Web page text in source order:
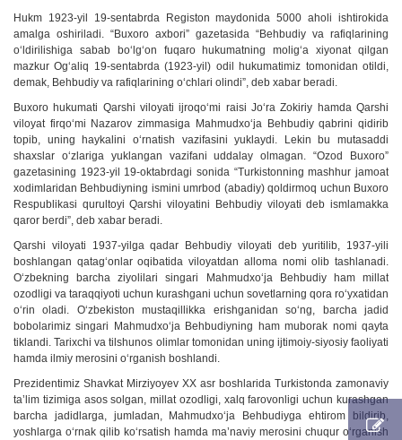
Hukm 1923-yil 19-sentabrda Registon maydonida 5000 aholi ishtirokida
amalga oshiriladi. “Buxoro axbori” gazetasida “Behbudiy va rafiqlarining
o‘ldirilishiga sabab bo‘lg‘on fuqaro hukumatning molig‘a xiyonat qilgan
mazkur Og‘aliq 19-sentabrda (1923-yil) odil hukumatimiz tomonidan otildi,
demak, Behbudiy va rafiqlarining o‘chlari olindi”, deb xabar beradi.
Buxoro hukumati Qarshi viloyati ijroqo‘mi raisi Jo‘ra Zokiriy hamda Qarshi
viloyat firqo‘mi Nazarov zimmasiga Mahmudxo‘ja Behbudiy qabrini qidirib
topib, uning haykalini o‘rnatish vazifasini yuklaydi. Lekin bu mutasaddi
shaxslar o‘zlariga yuklangan vazifani uddalay olmagan. “Ozod Buxoro”
gazetasining 1923-yil 19-oktabrdagi sonida “Turkistonning mashhur jamoat
xodimlaridan Behbudiyning ismini umrbod (abadiy) qoldirmoq uchun Buxoro
Respublikasi qurultoyi Qarshi viloyatini Behbudiy viloyati deb ismlamakka
qaror berdi”, deb xabar beradi.
Qarshi viloyati 1937-yilga qadar Behbudiy viloyati deb yuritilib, 1937-yili
boshlangan qatag‘onlar oqibatida viloyatdan alloma nomi olib tashlanadi.
O‘zbekning barcha ziyolilari singari Mahmudxo‘ja Behbudiy ham millat
ozodligi va taraqqiyoti uchun kurashgani uchun sovetlarning qora ro‘yxatidan
o‘rin oladi. O‘zbekiston mustaqillikka erishganidan so‘ng, barcha jadid
bobolarimiz singari Mahmudxo‘ja Behbudiyning ham muborak nomi qayta
tiklandi. Tarixchi va tilshunos olimlar tomonidan uning ijtimoiy-siyosiy faoliyati
hamda ilmiy merosini o‘rganish boshlandi.
Prezidentimiz Shavkat Mirziyoyev XX asr boshlarida Turkistonda zamonaviy
ta’lim tizimiga asos solgan, millat ozodligi, xalq farovonligi uchun kurashgan
barcha jadidlarga, jumladan, Mahmudxo‘ja Behbudiyga ehtirom bildirib,
yoshlarga o‘rnak qilib ko‘rsatish hamda ma’naviy merosini chuqur o‘rganish